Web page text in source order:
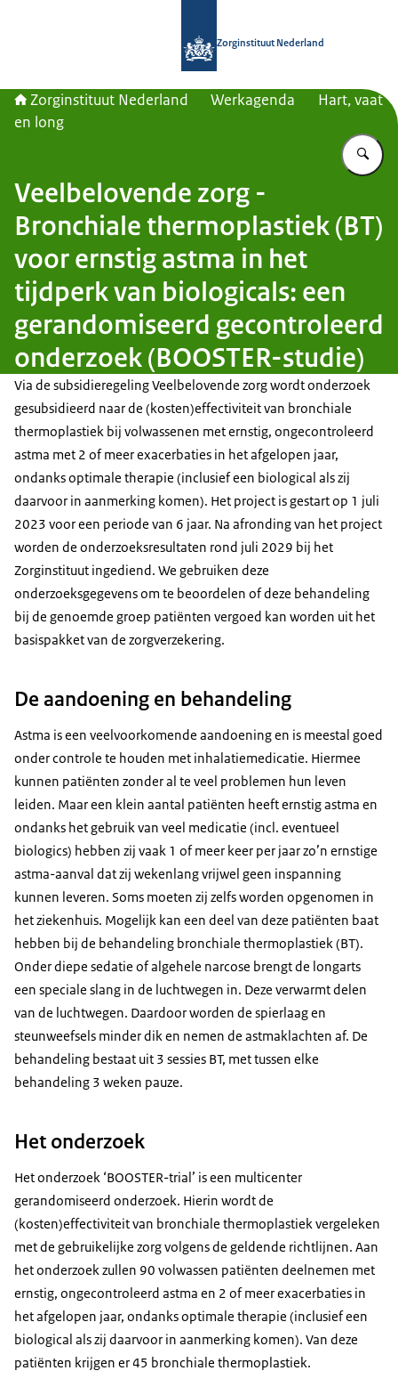
Zorginstituut Nederland
Zorginstituut Nederland Werkagenda
Hart, vaat
en long
Veelbelovende zorg -
Bronchiale thermoplastiek (BT)
voor ernstig astma in het
tijdperk van biologicals: een
gerandomiseerd gecontroleerd
onderzoek (BOOSTER-studie)
Via de subsidieregeling Veelbelovende zorg wordt onderzoek
gesubsidieerd naar de (kosten)effectiviteit van bronchiale
thermoplastiek bij volwassenen met ernstig, ongecontroleerd
astma met 2 of meer exacerbaties in het afgelopen jaar,
ondanks optimale therapie (inclusief een biological als zij
daarvoor in aanmerking komen). Het project is gestart op 1 juli
2023 voor een periode van 6 jaar. Na afronding van het project
worden de onderzoeksresultaten rond juli 2029 bij het
Zorginstituut ingediend. We gebruiken deze
onderzoeksgegevens om te beoordelen of deze behandeling
bij de genoemde groep patiënten vergoed kan worden uit het
basispakket van de zorgverzekering.
De aandoening en behandeling
Astma is een veelvoorkomende aandoening en is meestal goed
onder controle te houden met inhalatiemedicatie. Hiermee
kunnen patiënten zonder al te veel problemen hun leven
leiden. Maar een klein aantal patiënten heeft ernstig astma en
ondanks het gebruik van veel medicatie (incl. eventueel
biologics) hebben zij vaak 1 of meer keer per jaar zo’n ernstige
astma-aanval dat zij wekenlang vrijwel geen inspanning
kunnen leveren. Soms moeten zij zelfs worden opgenomen in
het ziekenhuis. Mogelijk kan een deel van deze patiënten baat
hebben bij de behandeling bronchiale thermoplastiek (BT).
Onder diepe sedatie of algehele narcose brengt de longarts
een speciale slang in de luchtwegen in. Deze verwarmt delen
van de luchtwegen. Daardoor worden de spierlaag en
steunweefsels minder dik en nemen de astmaklachten af. De
behandeling bestaat uit 3 sessies BT, met tussen elke
behandeling 3 weken pauze.
Het onderzoek
Het onderzoek ‘BOOSTER-trial’ is een multicenter
gerandomiseerd onderzoek. Hierin wordt de
(kosten)effectiviteit van bronchiale thermoplastiek vergeleken
met de gebruikelijke zorg volgens de geldende richtlijnen. Aan
het onderzoek zullen 90 volwassen patiënten deelnemen met
ernstig, ongecontroleerd astma en 2 of meer exacerbaties in
het afgelopen jaar, ondanks optimale therapie (inclusief een
biological als zij daarvoor in aanmerking komen). Van deze
patiënten krijgen er 45 bronchiale thermoplastiek.